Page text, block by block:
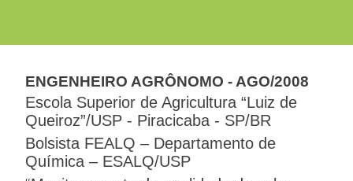
ENGENHEIRO AGRÔNOMO - AGO/2008
Escola Superior de Agricultura “Luiz de
Queiroz”/USP - Piracicaba - SP/BR
Bolsista FEALQ – Departamento de
Química – ESALQ/USP